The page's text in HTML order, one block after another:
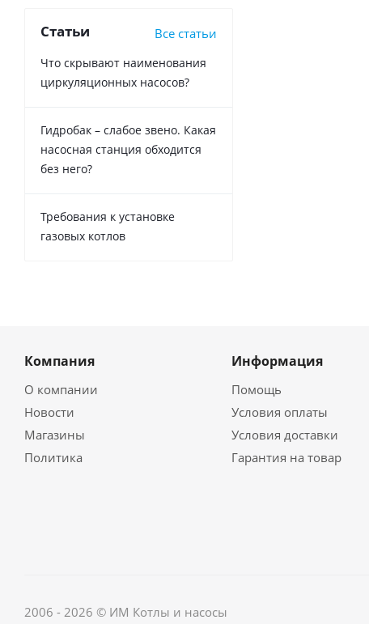
Статьи Все статьи
Что скрывают наименования
циркуляционных насосов?
Гидробак – слабое звено. Какая
насосная станция обходится
без него?
Требования к установке
газовых котлов
Компания
О компании
Новости
Магазины
Политика
Информация
Помощь
Условия оплаты
Условия доставки
Гарантия на товар
2006 - 2026 © ИМ Котлы и насосы